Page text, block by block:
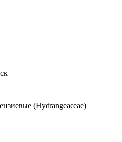
(Hydrangeаceae)